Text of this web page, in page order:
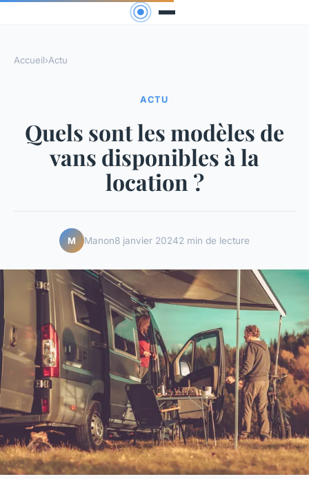
Accueil›Actu
ACTU
Quels sont les modèles de
vans disponibles à la
location ?
M Manon8 janvier 20242 min de lecture